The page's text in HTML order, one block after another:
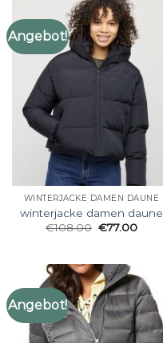
Angebot!
WINTERJACKE DAMEN DAUNE
winterjacke damen daune
€108.00 €77.00
Angebot!